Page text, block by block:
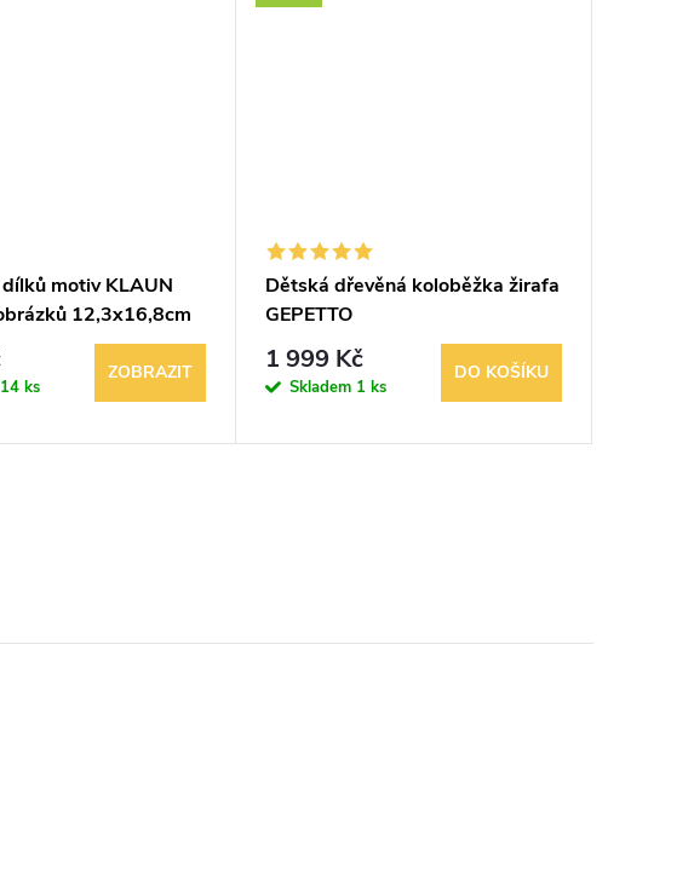
motiv KLAUN
12,3x16,8cm
14 ks
ZOBRAZIT
Dětská dřevěná koloběžka žirafa
GEPETTO
1 999 Kč
Skladem 1 ks
DO KOŠÍKU